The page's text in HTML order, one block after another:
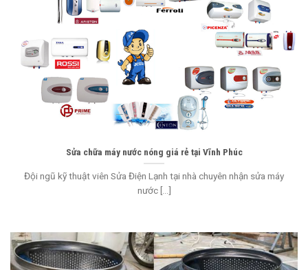
Sửa chữa máy nước nóng giá rẻ tại Vĩnh Phúc
Đội ngũ kỹ thuật viên Sửa Điện Lạnh tại nhà chuyên nhận sửa máy
nước [...]